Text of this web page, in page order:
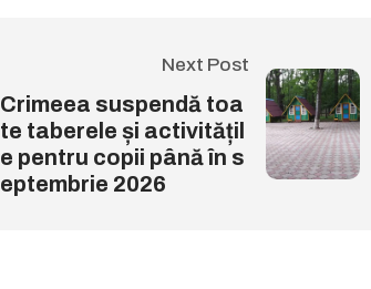
Next Post
Crimeea suspendă toa
te taberele și activitățil
e pentru copii până în s
eptembrie 2026